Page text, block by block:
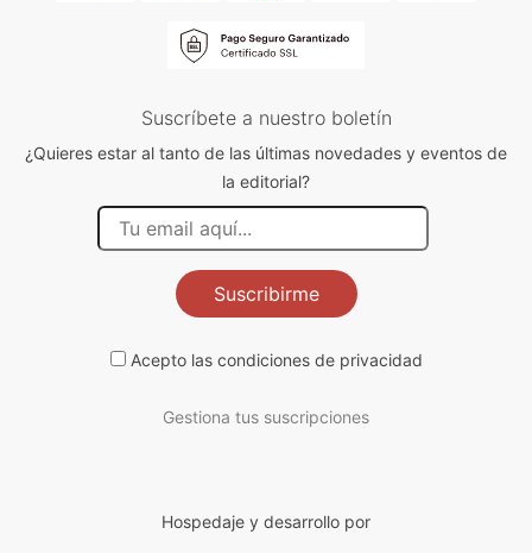
Suscríbete a nuestro boletín
¿Quieres estar al tanto de las últimas novedades y eventos de
la editorial?
Suscribirme
Acepto las condiciones de privacidad
Gestiona tus suscripciones
Hospedaje y desarrollo por